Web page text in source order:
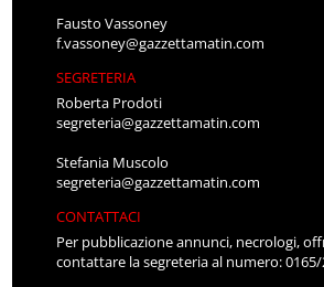
Fausto Vassoney
f.vassoney@gazzettamatin.com
SEGRETERIA
Roberta Prodoti
segreteria@gazzettamatin.com
Stefania Muscolo
segreteria@gazzettamatin.com
CONTATTACI
Per pubblicazione annunci, necrologi,
contattare la segreteria al numero: 0165/